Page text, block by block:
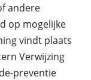
andere
op mogelijke
vindt plaats
Verwijzing
preventie